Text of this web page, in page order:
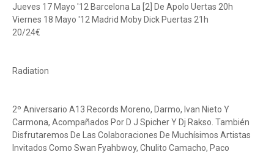
Jueves 17 Mayo '12 Barcelona La [2] De Apolo Uertas 20h
Viernes 18 Mayo '12 Madrid Moby Dick Puertas 21h
20/24€
Radiation
2º Aniversario A13 Records Moreno, Darmo, Ivan Nieto Y
Carmona, Acompañados Por D J Spicher Y Dj Rakso. También
Disfrutaremos De Las Colaboraciones De Muchísimos Artistas
Invitados Como Swan Fyahbwoy, Chulito Camacho, Paco